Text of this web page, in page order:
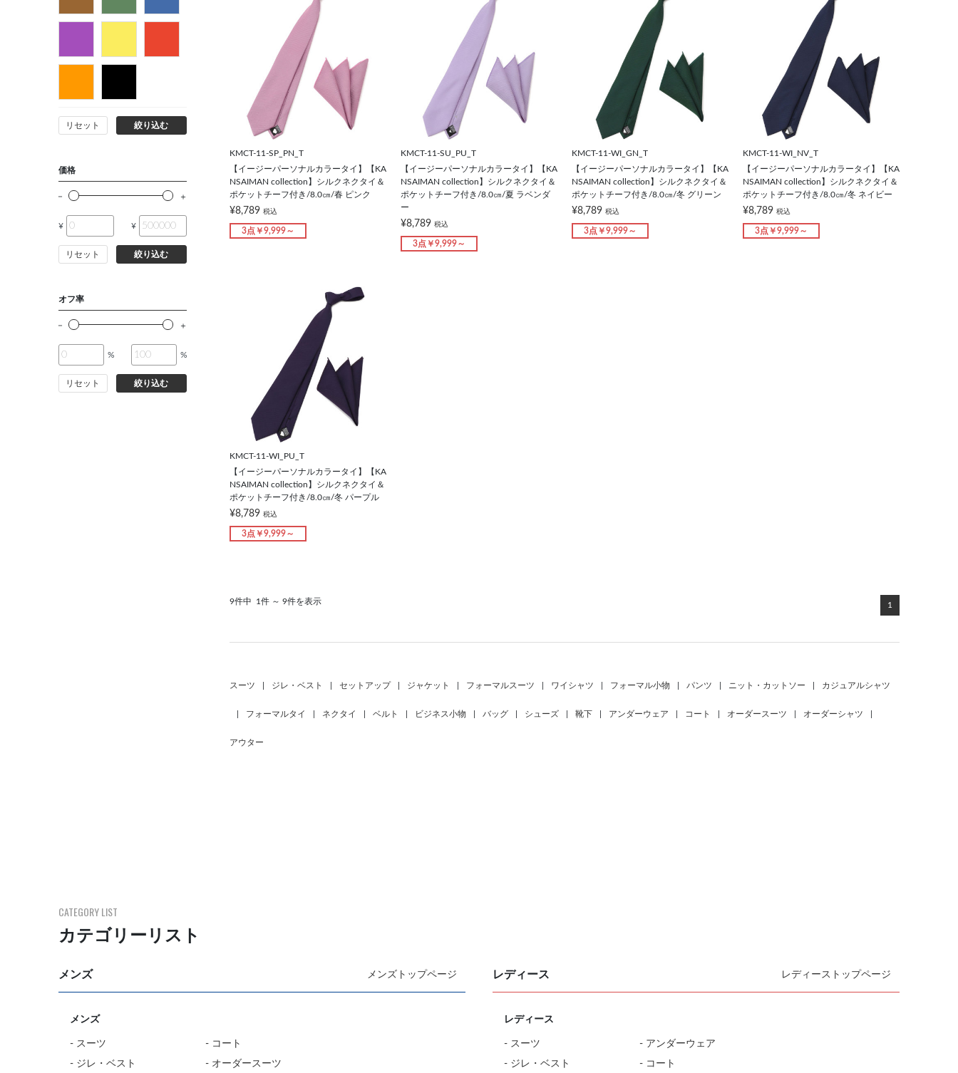
バッグ
シューズ
アンダーウェア
オーダースーツ
リセット 絞り込む
価格
¥ ¥
リセット 絞り込む
オフ率
% %
リセット 絞り込む
KMCT-11-SP_PN_T
【イージーパーソナルカラータイ】【KA
NSAIMAN collection】シルクネクタイ＆
ポケットチーフ付き/8.0㎝/春 ピンク
¥8,789 税込
3点￥9,999～
KMCT-11-SU_PU_T
【イージーパーソナルカラータイ】【KA
NSAIMAN collection】シルクネクタイ＆
ポケットチーフ付き/8.0㎝/夏 ラベンダ
ー
¥8,789 税込
3点￥9,999～
KMCT-11-WI_GN_T
【イージーパーソナルカラータイ】【KA
NSAIMAN collection】シルクネクタイ＆
ポケットチーフ付き/8.0㎝/冬 グリーン
¥8,789 税込
3点￥9,999～
KMCT-11-WI_NV_T
【イージーパーソナルカラータイ】【KA
NSAIMAN collection】シルクネクタイ＆
ポケットチーフ付き/8.0㎝/冬 ネイビー
¥8,789 税込
3点￥9,999～
KMCT-11-WI_PU_T
【イージーパーソナルカラータイ】【KA
NSAIMAN collection】シルクネクタイ＆
ポケットチーフ付き/8.0㎝/冬 パープル
¥8,789 税込
3点￥9,999～
9件中 1件 ～ 9件を表示 1
スーツ ジレ・ベスト セットアップ ジャケット フォーマルスーツ ワイシャツ フォーマル小物 パンツ ニット・カットソー カジュアルシャツ
フォーマルタイ ネクタイ ベルト ビジネス小物 バッグ シューズ 靴下 アンダーウェア コート オーダースーツ オーダーシャツ
アウター
CATEGORY LIST
カテゴリーリスト
メンズ メンズトップページ
メンズ
- スーツ
- ジレ・ベスト
- コート
- オーダースーツ
レディース レディーストップページ
レディース
- スーツ
- ジレ・ベスト
- アンダーウェア
- コート